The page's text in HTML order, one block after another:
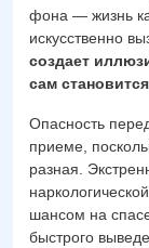
фона — жизнь
искусственно
создает
сам
Опасность
приеме,
разная.
шансом на
быстрого